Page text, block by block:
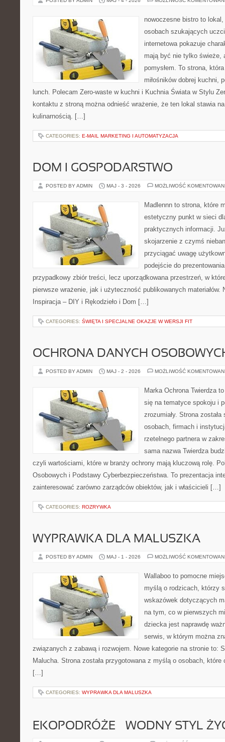
nowoczesne bistro to
osobach szukających
internetowa pokazuje
mają być nie tylko świeże,
pomysłem. To strona,
miłośników dobrej kuchni,
lunch. Polecam Zero-waste w kuchni i Kuchnia Świata w Stylu
kontaktu z stroną można odnieść wrażenie, że ten lokal stawia
kulinarnością. […]
CATEGORIES: E-MAIL MARKETING I AUTOMATYZACJA
DOM I GOSPODARSTWO
POSTED BY ADMIN MAJ - 3 - 2026 MOŻLIWOŚĆ
Madlennn to strona, które
estetyczny punkt w sieci
praktycznych informacji.
skojarzenie z czymś
przyciągać uwagę
podejście do
przypadkowy zbiór treści, lecz uporządkowana przestrzeń, w
pierwsze wrażenie, jak i użyteczność publikowanych materiałów.
Inspiracja – DIY i Rękodzieło i Dom […]
CATEGORIES: ŚWIĘTA I SPECJALNE OKAZJE W WERSJI FIT
OCHRONA DANYCH
POSTED BY ADMIN MAJ - 2 - 2026 MOŻLIWOŚĆ
Marka Ochrona Twierdza
się na tematyce spokoju i
zrozumiały. Strona
osobach, firmach i
rzetelnego partnera w
sama nazwa Twierdza
czyli wartościami, które w branży ochrony mają kluczową rolę.
Osobowych i Podstawy Cyberbezpieczeństwa. To prezentacja
zainteresować zarówno zarządców obiektów, jak i właścicieli […]
CATEGORIES: ROZRYWKA
WYPRAWKA DLA MALUSZKA
POSTED BY ADMIN MAJ - 1 - 2026 MOŻLIWOŚĆ
Wallaboo to pomocne
myślą o rodzicach, którzy
wskazówek dotyczących
na tym, co w pierwszych
dziecka jest naprawdę
serwis, w którym można
związanych z zabawą i rozwojem. Nowe kategorie na stronie to:
Malucha. Strona została przygotowana z myślą o osobach, które
[…]
CATEGORIES: WYPRAWKA DLA MALUSZKA
EKOPODRÓŻE – WODNY STYL